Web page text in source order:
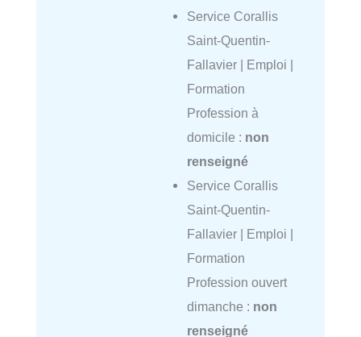
Service Corallis
Saint-Quentin-
Fallavier | Emploi |
Formation
Profession à
domicile : non
renseigné
Service Corallis
Saint-Quentin-
Fallavier | Emploi |
Formation
Profession ouvert
dimanche : non
renseigné